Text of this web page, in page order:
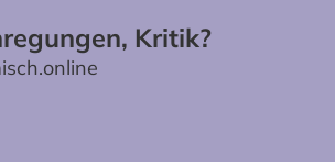
Kritik?
(öffnet im neuen Fenster)
(öffnet im neuen Fenster)
(öffnet im neuen Fenster)